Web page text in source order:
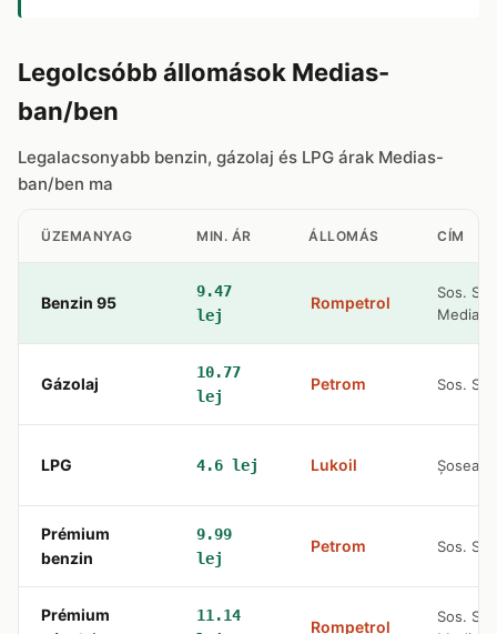
Legolcsóbb állomások Medias-
ban/ben
Legalacsonyabb benzin, gázolaj és LPG árak Medias-
ban/ben ma
ÜZEMANYAG MIN. ÁR ÁLLOMÁS CÍM
Benzin 95
9.47
lej
Rompetrol
Sos.
Medias
Gázolaj
10.77
lej
Petrom Sos.
LPG 4.6 lej Lukoil
Prémium
benzin
9.99
lej
Petrom Sos.
Prémium
11.14
Rompetrol
Sos.